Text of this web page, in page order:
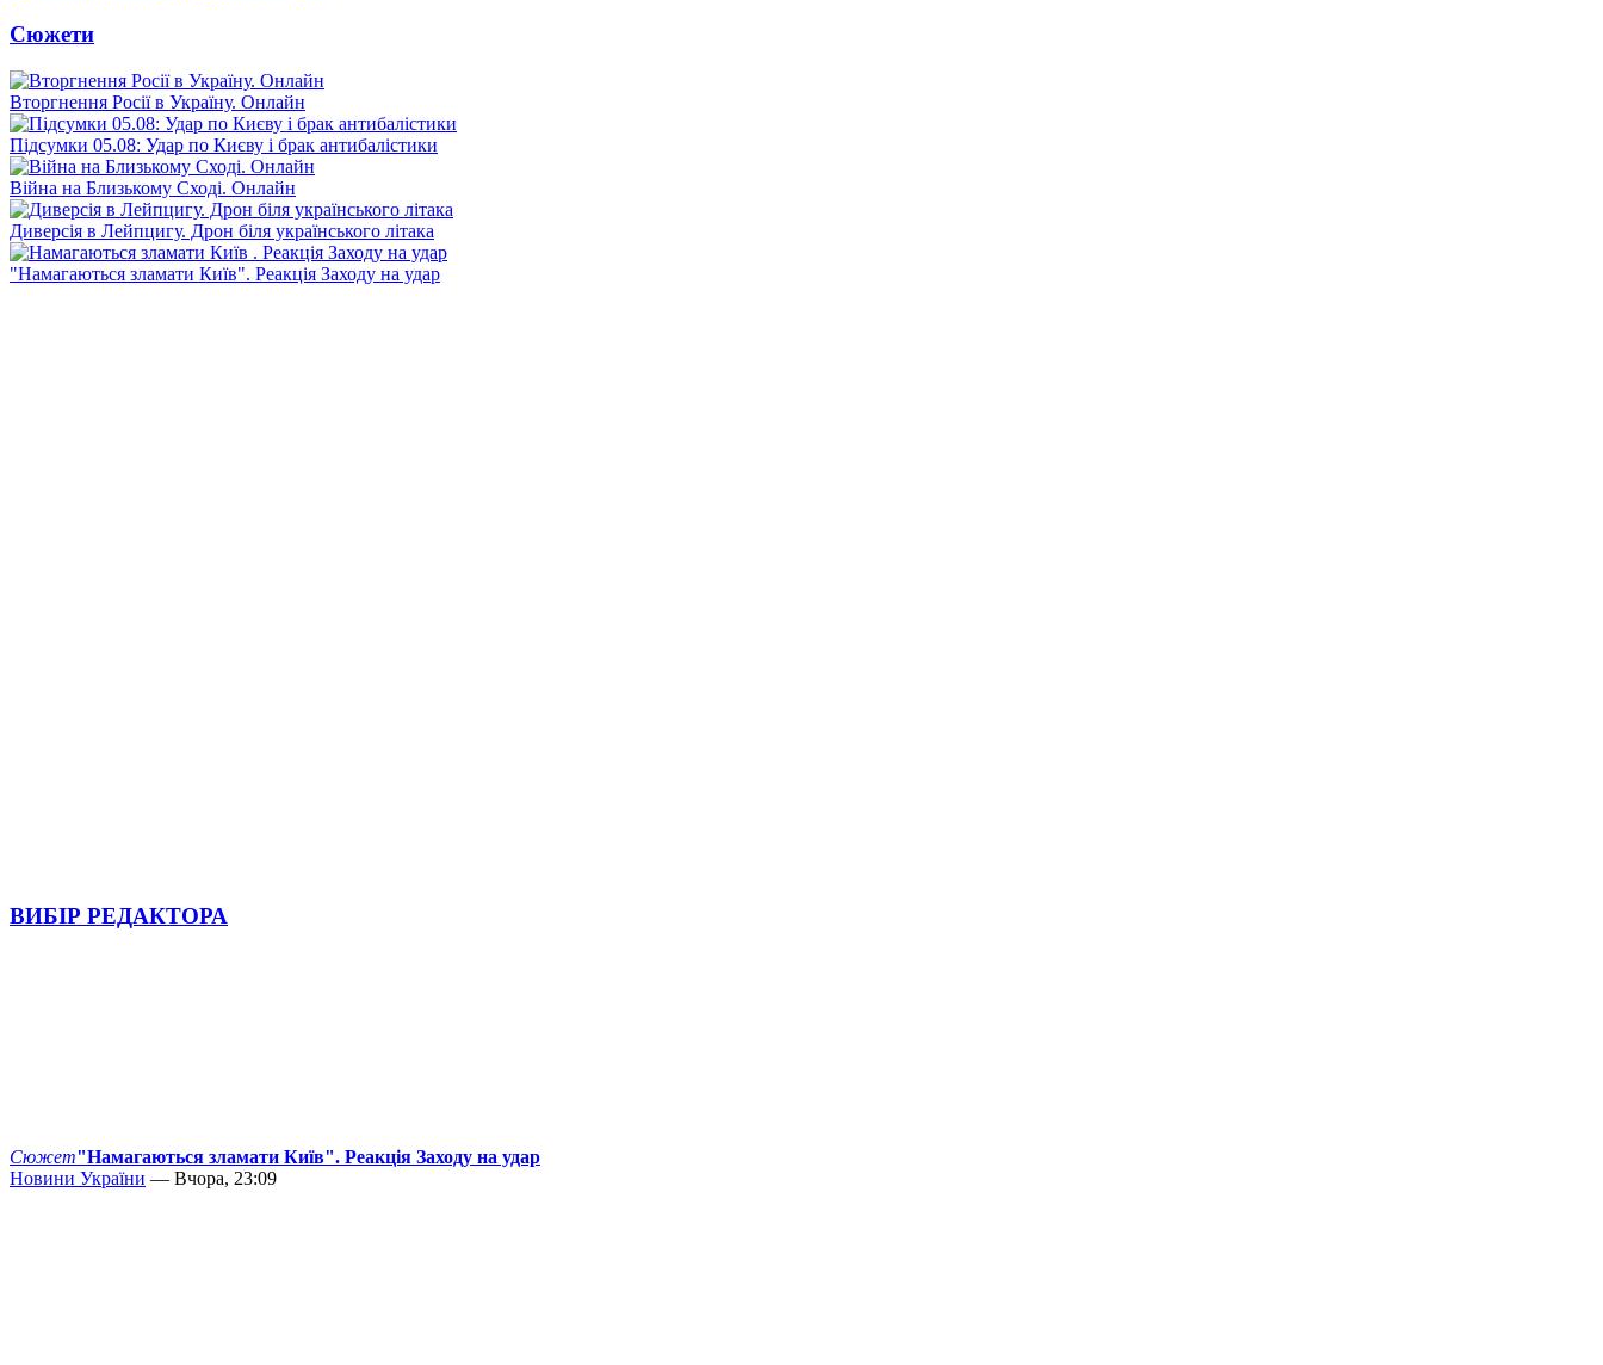
Сюжети
Вторгнення Росії в Україну. Онлайн
Підсумки 05.08: Удар по Києву і брак антибалістики
Війна на Близькому Сході. Онлайн
Диверсія в Лейпцигу. Дрон біля українського літака
"Намагаються зламати Київ". Реакція Заходу на удар
ВИБІР РЕДАКТОРА
Сюжет"Намагаються зламати Київ". Реакція Заходу на удар
Новини України — Вчора, 23:09